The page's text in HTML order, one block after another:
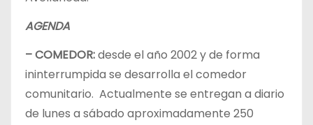
AGENDA
– COMEDOR:desde el año 2002 y de forma
ininterrumpida se desarrolla el comedor
comunitario. Actualmente se entregan a diario
de lunes a sábado aproximadamente 250